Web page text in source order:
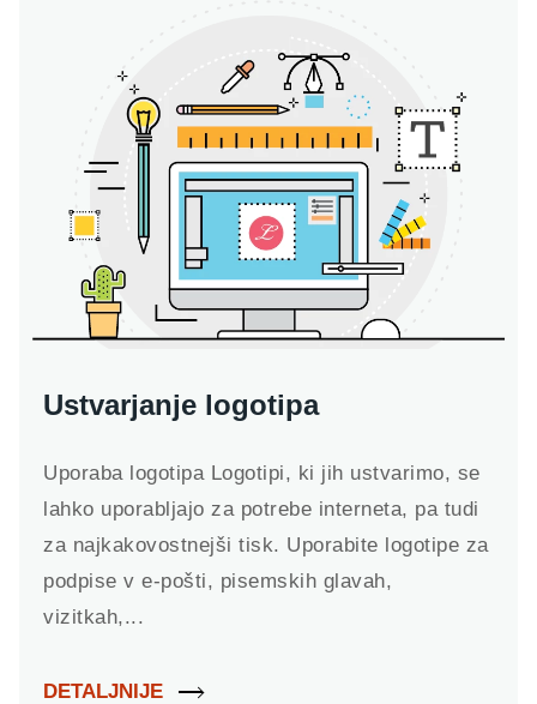
Ustvarjanje logotipa
Uporaba logotipa Logotipi, ki jih ustvarimo, se
lahko uporabljajo za potrebe interneta, pa tudi
za najkakovostnejši tisk. Uporabite logotipe za
podpise v e-pošti, pisemskih glavah,
vizitkah,...
DETALJNIJE